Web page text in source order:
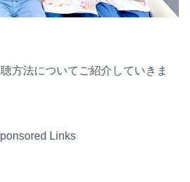
方法についてご紹介していきま
Links